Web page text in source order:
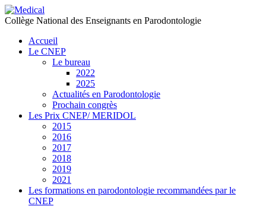
Collège National des Enseignants en Parodontologie
Accueil
Le CNEP
Le bureau
2022
2025
Actualités en Parodontologie
Prochain congrès
Les Prix CNEP/ MERIDOL
2015
2016
2017
2018
2019
2021
Les formations en parodontologie recommandées par le
CNEP
précédente
précédent
suivante
suivant